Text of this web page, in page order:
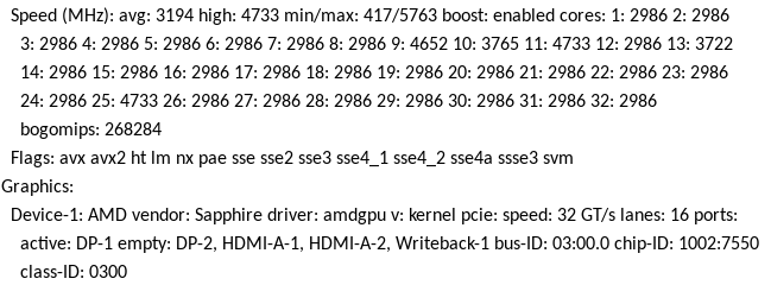
Speed (MHz): avg: 3194 high: 4733 min/max: 417/5763 boost: enabled cores: 1: 2986 2: 2986
3: 2986 4: 2986 5: 2986 6: 2986 7: 2986 8: 2986 9: 4652 10: 3765 11: 4733 12: 2986 13: 3722
14: 2986 15: 2986 16: 2986 17: 2986 18: 2986 19: 2986 20: 2986 21: 2986 22: 2986 23: 2986
24: 2986 25: 4733 26: 2986 27: 2986 28: 2986 29: 2986 30: 2986 31: 2986 32: 2986
bogomips: 268284
Flags: avx avx2 ht lm nx pae sse sse2 sse3 sse4_1 sse4_2 sse4a ssse3 svm
Graphics:
Device-1: AMD vendor: Sapphire driver: amdgpu v: kernel pcie: speed: 32 GT/s lanes: 16 ports:
active: DP-1 empty: DP-2, HDMI-A-1, HDMI-A-2, Writeback-1 bus-ID: 03:00.0 chip-ID: 1002:7550
class-ID: 0300